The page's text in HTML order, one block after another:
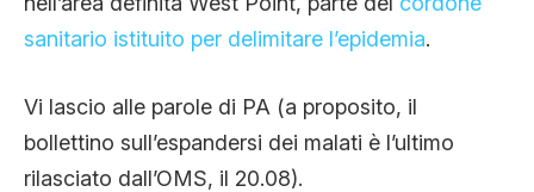
sanitario istituito per delimitare l’epidemia.
Vi lascio alle parole di PA (a proposito, il
bollettino sull’espandersi dei malati è l’ultimo
rilasciato dall’OMS, il 20.08).